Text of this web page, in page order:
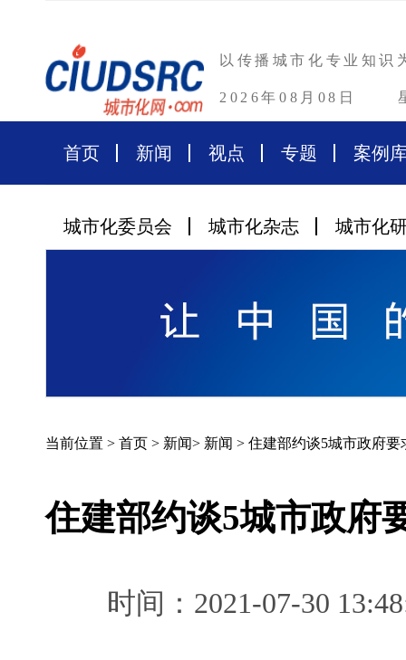
以传播城市化专业知识
2026年08月08日
首页 新闻 视点 专题 案例
城市化委员会 城市化杂志 城市化
当前位置 > 首页 > 新闻> 新闻 > 住建部约谈5城市政府
住建部约谈5城市政府
时间：2021-07-30